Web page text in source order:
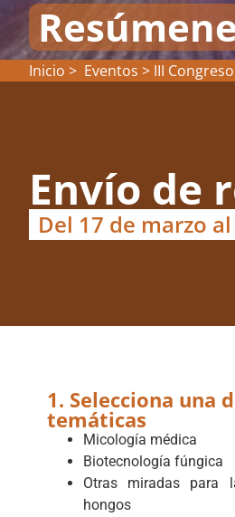
Inicio > Eventos > III
Envío de
Del 17 de marzo
1. Selecciona una
temáticas
Micología médica
Biotecnología fúngica
Otras miradas para
hongos